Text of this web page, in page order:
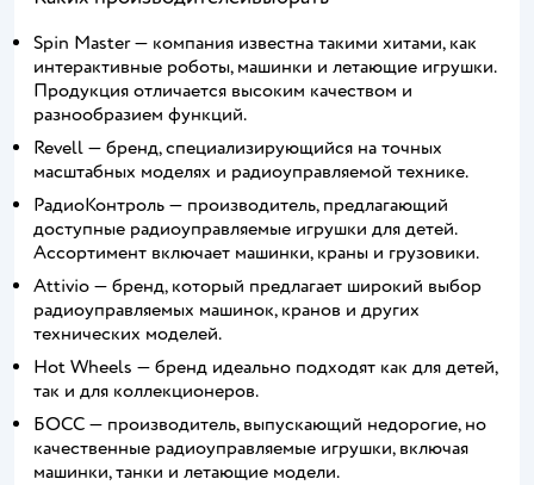
Spin Master — компания известна такими хитами, как
интерактивные роботы, машинки и летающие игрушки.
Продукция отличается высоким качеством и
разнообразием функций.
Revell — бренд, специализирующийся на точных
масштабных моделях и радиоуправляемой технике.
РадиоКонтроль — производитель, предлагающий
доступные радиоуправляемые игрушки для детей.
Ассортимент включает машинки, краны и грузовики.
Attivio — бренд, который предлагает широкий выбор
радиоуправляемых машинок, кранов и других
технических моделей.
Hot Wheels — бренд идеально подходят как для детей,
так и для коллекционеров.
БОСС — производитель, выпускающий недорогие, но
качественные радиоуправляемые игрушки, включая
машинки, танки и летающие модели.